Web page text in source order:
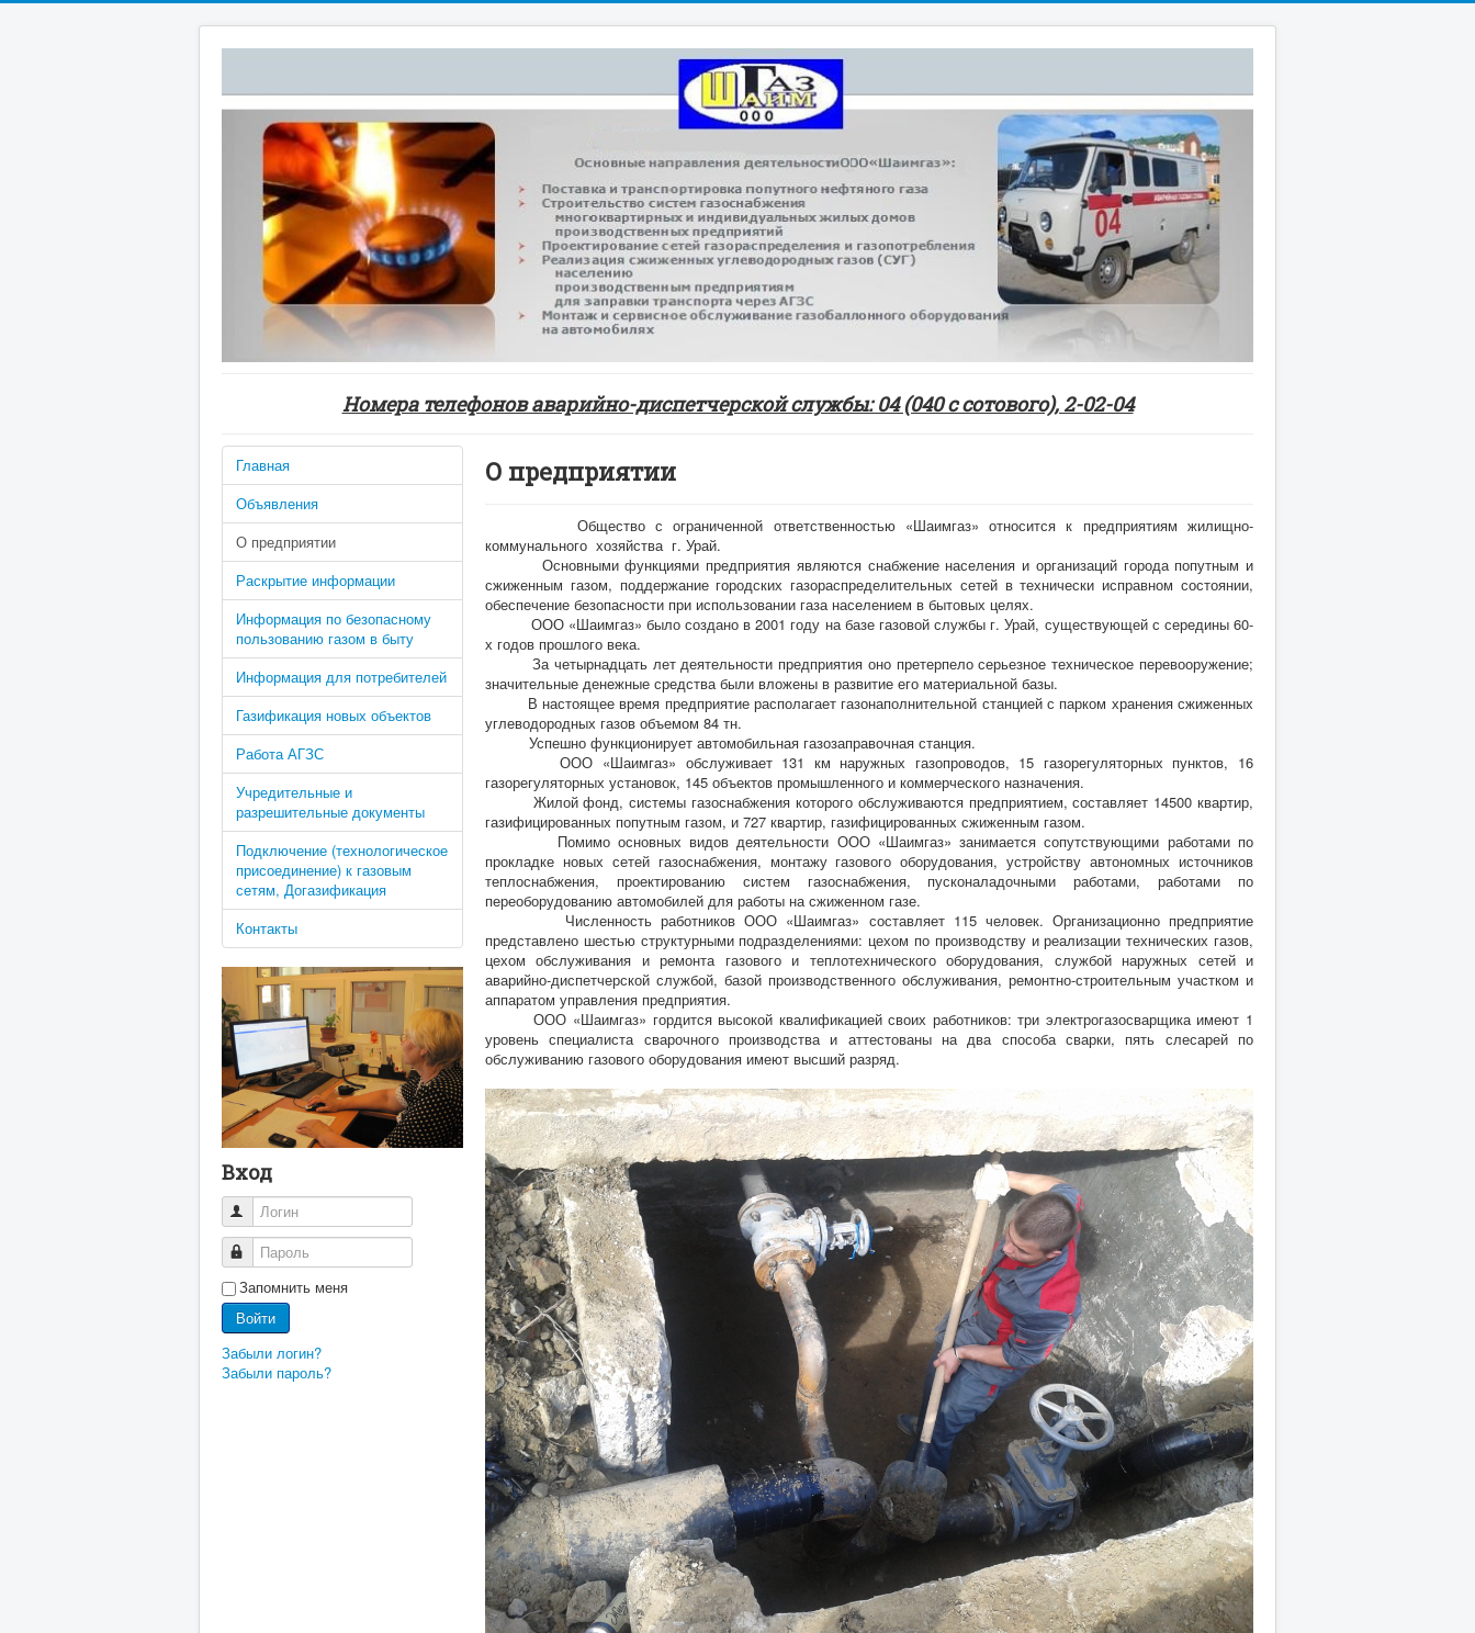
Номера телефонов аварийно-диспетчерской службы: 04 (040 с сотового), 2-02-04
Главная
Объявления
О предприятии
Раскрытие информации
Информация по безопасному
пользованию газом в быту
Информация для потребителей
Газификация новых объектов
Работа АГЗС
Учредительные и
разрешительные документы
Подключение (технологическое
присоединение) к газовым
сетям, Догазификация
Контакты
Вход
Логин
Пароль
Запомнить меня
Войти
Забыли логин?
Забыли пароль?
О предприятии
Общество с ограниченной ответственностью «Шаимгаз» относится к предприятиям жилищно-
коммунального хозяйства г. Урай.
Основными функциями предприятия являются снабжение населения и организаций города попутным и
сжиженным газом, поддержание городских газораспределительных сетей в технически исправном состоянии,
обеспечение безопасности при использовании газа населением в бытовых целях.
ООО «Шаимгаз» было создано в 2001 году на базе газовой службы г. Урай, существующей с середины 60-
х годов прошлого века.
За четырнадцать лет деятельности предприятия оно претерпело серьезное техническое перевооружение;
значительные денежные средства были вложены в развитие его материальной базы.
В настоящее время предприятие располагает газонаполнительной станцией с парком хранения сжиженных
углеводородных газов объемом 84 тн.
Успешно функционирует автомобильная газозаправочная станция.
ООО «Шаимгаз» обслуживает 131 км наружных газопроводов, 15 газорегуляторных пунктов, 16
газорегуляторных установок, 145 объектов промышленного и коммерческого назначения.
Жилой фонд, системы газоснабжения которого обслуживаются предприятием, составляет 14500 квартир,
газифицированных попутным газом, и 727 квартир, газифицированных сжиженным газом.
Помимо основных видов деятельности ООО «Шаимгаз» занимается сопутствующими работами по
прокладке новых сетей газоснабжения, монтажу газового оборудования, устройству автономных источников
теплоснабжения, проектированию систем газоснабжения, пусконаладочными работами, работами по
переоборудованию автомобилей для работы на сжиженном газе.
Численность работников ООО «Шаимгаз» составляет 115 человек. Организационно предприятие
представлено шестью структурными подразделениями: цехом по производству и реализации технических газов,
цехом обслуживания и ремонта газового и теплотехнического оборудования, службой наружных сетей и
аварийно-диспетчерской службой, базой производственного обслуживания, ремонтно-строительным участком и
аппаратом управления предприятия.
ООО «Шаимгаз» гордится высокой квалификацией своих работников: три электрогазосварщика имеют 1
уровень специалиста сварочного производства и аттестованы на два способа сварки, пять слесарей по
обслуживанию газового оборудования имеют высший разряд.